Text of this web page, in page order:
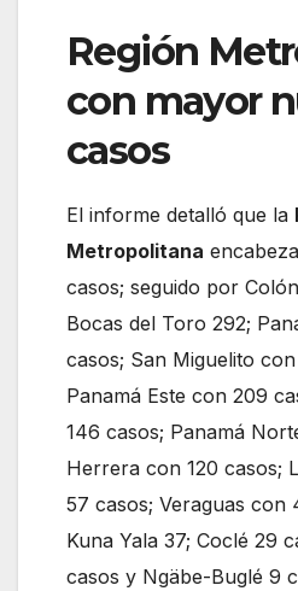
Región
con mayor
casos
El informe detalló que la
Metropolitana
casos; seguido por
Bocas del Toro 292;
casos; San Miguelito
Panamá Este con 209
146 casos; Panamá
Herrera con 120 casos;
57 casos; Veraguas con
Kuna Yala 37; Coclé 29
casos y Ngäbe-Buglé 9